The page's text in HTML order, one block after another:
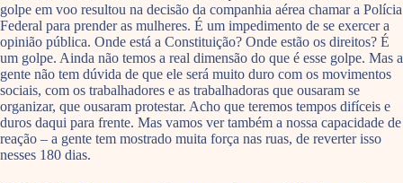
golpe em voo resultou na decisão da companhia aérea chamar a Polícia
Federal para prender as mulheres. É um impedimento de se exercer a
opinião pública. Onde está a Constituição? Onde estão os direitos? É
um golpe. Ainda não temos a real dimensão do que é esse golpe. Mas a
gente não tem dúvida de que ele será muito duro com os movimentos
sociais, com os trabalhadores e as trabalhadoras que ousaram se
organizar, que ousaram protestar. Acho que teremos tempos difíceis e
duros daqui para frente. Mas vamos ver também a nossa capacidade de
reação – a gente tem mostrado muita força nas ruas, de reverter isso
nesses 180 dias.